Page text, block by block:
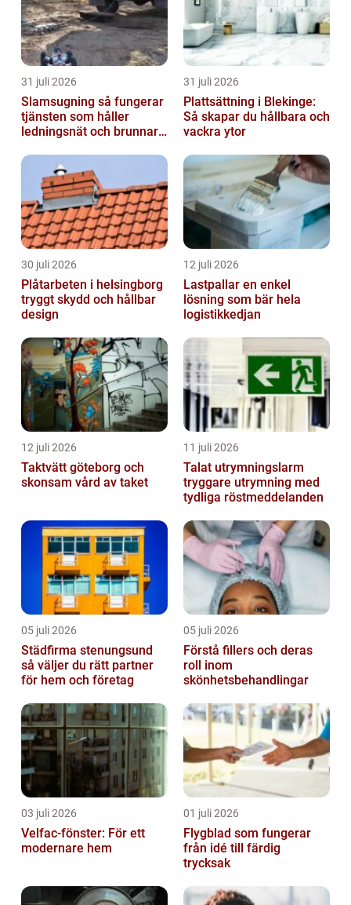
31 juli 2026
Slamsugning så fungerar
tjänsten som håller
ledningsnät och brunnar i
31 juli 2026
Plattsättning i Blekinge:
Så skapar du hållbara och
vackra ytor
30 juli 2026
Plåtarbeten i helsingborg
tryggt skydd och hållbar
design
12 juli 2026
Lastpallar en enkel
lösning som bär hela
logistikkedjan
12 juli 2026
Taktvätt göteborg och
skonsam vård av taket
11 juli 2026
Talat utrymningslarm
tryggare utrymning med
tydliga röstmeddelanden
05 juli 2026
Städfirma stenungsund
så väljer du rätt partner
för hem och företag
05 juli 2026
Förstå fillers och deras
roll inom
skönhetsbehandlingar
03 juli 2026
Velfac-fönster: För ett
modernare hem
01 juli 2026
Flygblad som fungerar
från idé till färdig
trycksak